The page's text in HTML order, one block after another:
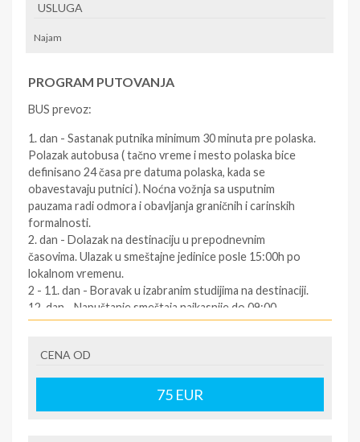
USLUGA
Najam
PROGRAM PUTOVANJA
BUS prevoz:
1. dan - Sastanak putnika minimum 30 minuta pre polaska.
Polazak autobusa ( tačno vreme i mesto polaska bice
definisano 24 časa pre datuma polaska, kada se
obavestavaju putnici ). Noćna vožnja sa usputnim
pauzama radi odmora i obavljanja graničnih i carinskih
formalnosti.
2. dan - Dolazak na destinaciju u prepodnevnim
časovima. Ulazak u smeštajne jedinice posle 15:00h po
lokalnom vremenu.
2 - 11. dan - Boravak u izabranim studijima na destinaciji.
12. dan - Napuštanje smeštaja najkasnije do 09:00
časova. Slobodno vreme. Polazak za Srbiju oko podneva
informisati se kod predstavnika agencija dan pre
povratka ).
12/13. dan - Dolazak u Srbiju u ranim jutarnjim časovima.
CENA OD
75 EUR